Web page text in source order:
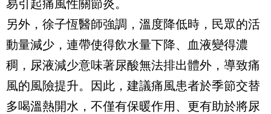
易引起痛風性關節炎。
另外，徐子恆醫師強調，溫度降低時，民眾的活
動量減少，連帶使得飲水量下降、血液變得濃
稠，尿液減少意味著尿酸無法排出體外，導致痛
風的風險提升。因此，建議痛風患者於季節交替
多喝溫熱開水，不僅有保暖作用、更有助於將尿